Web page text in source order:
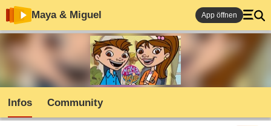
Maya & Miguel App öffnen
Infos Community